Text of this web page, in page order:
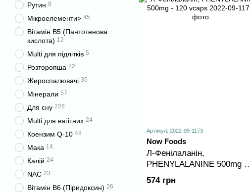
Артикул: 2022-09-1173
Now Foods
Л-Фенілаланін,
PHENYLALANINE 500mg -
120 vcaps
574 грн
Рутин 8
Мікроелементи> 45
Вітамін B5 (Пантотенова
кислота) 12
Multi для підлітків 5
Розторопша 22
Жироспалювачі 35
Мінерали 57
Для сну 226
Multi для вагітних 24
Коензим Q-10 48
Мака 14
Калій 24
NAC 23
Вітамін B6 (Піридоксин) 26